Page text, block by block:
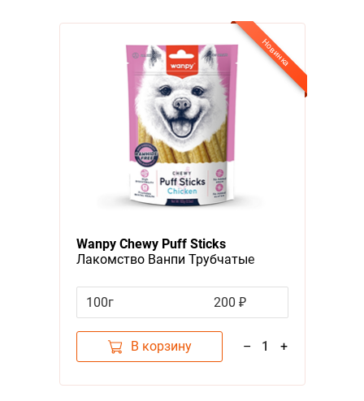
Wanpy Chewy Puff Sticks
Лакомство Ванпи Трубчатые
100г
200 ₽
В корзину – 1 +
Новинка